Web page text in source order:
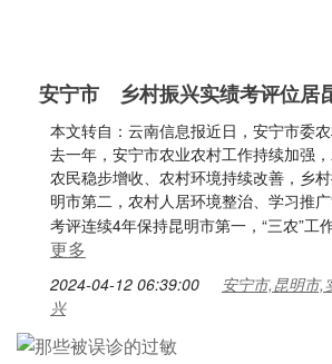
安宁市 乡村振兴实绩考评位居
本文转自：云南信息报近日，安宁市委
去一年，安宁市农业农村工作持续加强，
农民稳步增收、农村环境持续改善，乡
明市第二，农村人居环境整治、学习推
考评连续4年保持昆明市第一，“三农”工
更多
2024-04-12 06:39:00
安宁市,昆明市,
兴